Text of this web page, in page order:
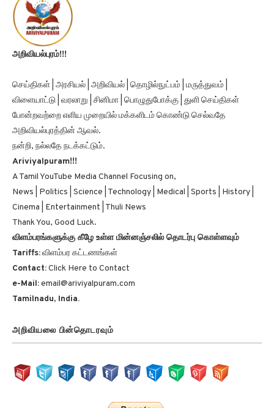
அறிவியல்புரம்!!!
செய்திகள் | அரசியல் | அறிவியல் | தொழில்நுட்பம் | மருத்துவம் |
விளையாட்டு | வரலாறு | சினிமா | பொழுதுபோக்கு | துளி செய்திகள்
போன்றவற்றை எளிய முறையில் மக்களிடம் கொண்டு செல்வதே
அறிவியல்புரத்தின் ஆவல்.
நன்றி, நல்லதே நடக்கட்டும்.
Ariviyalpuram!!!
A Tamil YouTube Media Channel Focusing on,
News | Politics | Science | Technology | Medical | Sports | History |
Cinema | Entertainment | Thuli News
Thank You, Good Luck.
விளம்பரங்களுக்கு கீழே உள்ள மின்னஞ்சலில் தொடர்பு கொள்ளவும்
Tariffs:விளம்பர கட்டணங்கள்
Contact:Click Here to Contact
e-Mail:email@ariviyalpuram.com
Tamilnadu, India.
அறிவியலை பின்தொடரவும்